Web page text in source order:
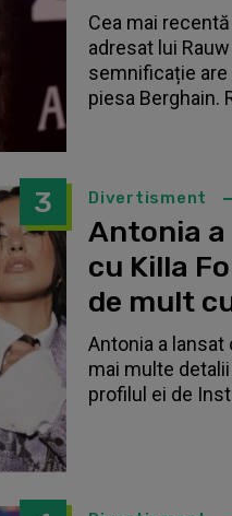
Cea mai
adresat lui
semnificație are
piesa Berghain.
3 Divertisment
Antonia a
cu Killa
de mult
Antonia a lansat
mai multe
profilul ei de